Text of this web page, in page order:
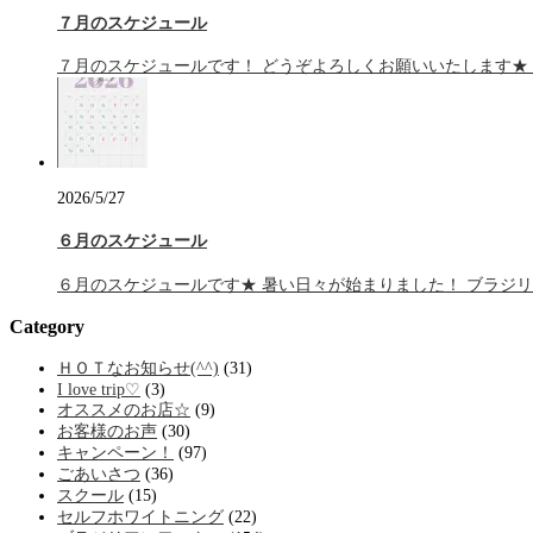
７月のスケジュール
７月のスケジュールです！ どうぞよろしくお願いいたします
2026/5/27
６月のスケジュール
６月のスケジュールです★ 暑い日々が始まりました！ ブラジ
Category
ＨＯＴなお知らせ(^^) (31)
I love trip♡ (3)
オススメのお店☆ (9)
お客様のお声 (30)
キャンペーン！
(97)
ごあいさつ (36)
スクール (15)
セルフホワイトニング (22)